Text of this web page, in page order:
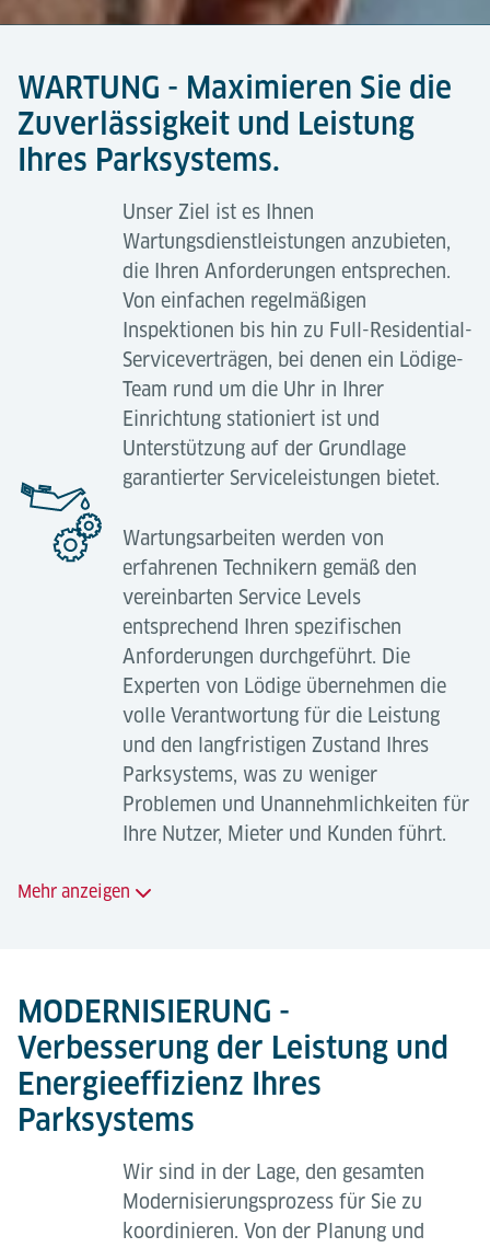
WARTUNG - Maximieren Sie die
Zuverlässigkeit und Leistung
Ihres Parksystems.
Unser Ziel ist es Ihnen
Wartungsdienstleistungen anzubieten,
die Ihren Anforderungen entsprechen.
Von einfachen regelmäßigen
Inspektionen bis hin zu Full-Residential-
Serviceverträgen, bei denen ein Lödige-
Team rund um die Uhr in Ihrer
Einrichtung stationiert ist und
Unterstützung auf der Grundlage
garantierter Serviceleistungen bietet.
Wartungsarbeiten werden von
erfahrenen Technikern gemäß den
vereinbarten Service Levels
entsprechend Ihren spezifischen
Anforderungen durchgeführt. Die
Experten von Lödige übernehmen die
volle Verantwortung für die Leistung
und den langfristigen Zustand Ihres
Parksystems, was zu weniger
Problemen und Unannehmlichkeiten für
Ihre Nutzer, Mieter und Kunden führt.
Mehr anzeigen
Wir bieten eine Vielzahl von
Instandhaltungsleistungen, die auf Ihre Bedürfnisse
zugeschnitten sind. Unser Außendienst bietet Ihnen
je nach Bedarf folgende Leistungen zu günstigen
Einheitspreisen oder auf Basis einer festen
MODERNISIERUNG -
Verbesserung der Leistung und
Energieeffizienz Ihres
Parksystems
Wir sind in der Lage, den gesamten
Modernisierungsprozess für Sie zu
koordinieren. Von der Planung und